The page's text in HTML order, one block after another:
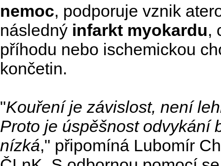
nemoc, podporuje vznik
následný infarkt myokardu,
příhodu nebo ischemickou
končetin.
"Kouření je závislost, není
Proto je úspěšnost odvykání
nízká," připomíná Lubomír